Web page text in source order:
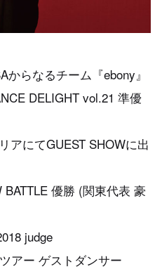
らなるチーム『ebony』
DELIGHT vol.21 準優
アにてGUEST SHOWに出
優勝 (関東代表 豪
judge
アー ゲストダンサー